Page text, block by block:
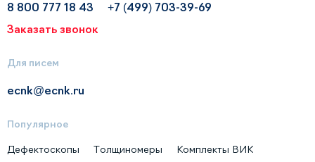
8 800 777 18 43
+7 (499) 703-39-69
Заказать звонок
Для писем
ecnk@ecnk.ru
Популярное
Дефектоскопы Толщиномеры
Комплекты ВИК